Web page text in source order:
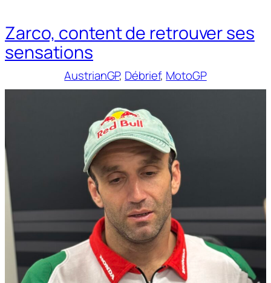
Zarco, content de retrouver ses
sensations
AustrianGP, Débrief, MotoGP